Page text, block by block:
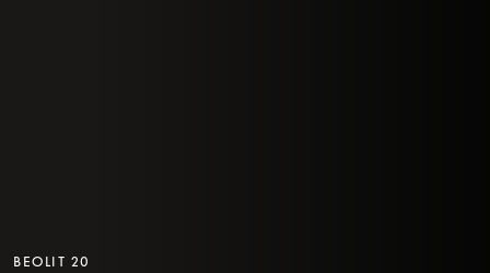
BEOLIT 20